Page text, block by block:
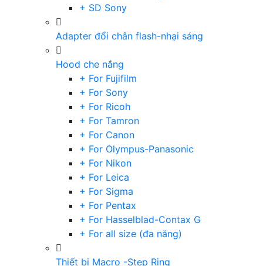
+ SD Sony
Adapter đổi chân flash-nhại sáng
Hood che nắng
+ For Fujifilm
+ For Sony
+ For Ricoh
+ For Tamron
+ For Canon
+ For Olympus-Panasonic
+ For Nikon
+ For Leica
+ For Sigma
+ For Pentax
+ For Hasselblad-Contax G
+ For all size (đa năng)
Thiết bị Macro -Step Ring